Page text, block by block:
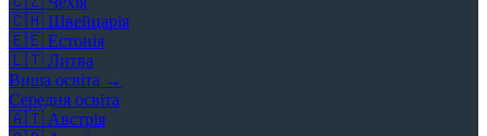
🇨🇭 Швейцарія
🇪🇪 Естонія
🇱🇹 Литва
Вища освіта →
Середня освіта
🇦🇹 Австрія